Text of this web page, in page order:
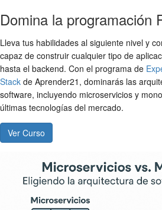
Domina la programación
Lleva tus habilidades al siguiente nivel y
capaz de construir cualquier tipo de
hasta el backend. Con el programa de
Stack de Aprender21, dominarás las
software, incluyendo microservicios y
últimas tecnologías del mercado.
Ver Curso